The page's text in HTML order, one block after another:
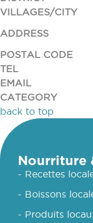
VILLAGES/CITY
ADDRESS
POSTAL CODE
TEL
EMAIL
CATEGORY
back to top
Nourriture
- Recettes
- Boissons
- Produits